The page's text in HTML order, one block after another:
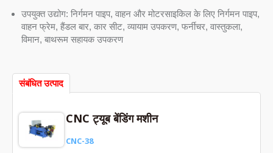
उपयुक्त उद्योग: निर्गमन पाइप, वाहन और मोटरसाइकिल के लिए निर्गमन पाइप,
वाहन फ्रेम, हैंडल बार, कार सीट, व्यायाम उपकरण, फर्नीचर, वास्तुकला,
विमान, बाथरूम सहायक उपकरण
संबंधित उत्पाद
CNC ट्यूब बेंडिंग मशीन
CNC-38